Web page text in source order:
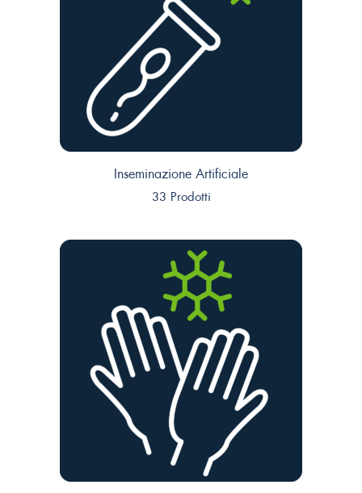
Inseminazione Artificiale
33 Prodotti